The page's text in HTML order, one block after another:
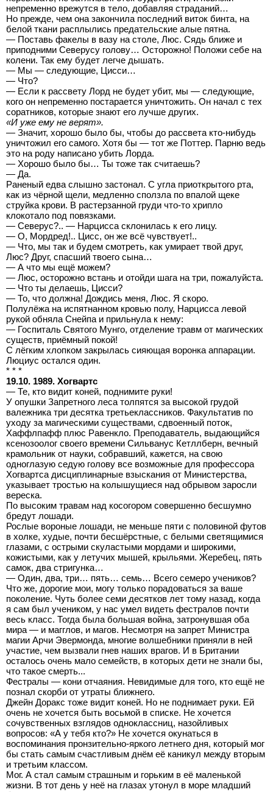
непременно врежутся в тело, добавляя страданий…
Но прежде, чем она закончила последний виток бинта, на
белой ткани расплылись предательские алые пятна.
— Поставь факелы в вазу на столе, Люс. Сядь ближе и
приподними Северусу голову… Осторожно! Положи себе на
колени. Так ему будет легче дышать.
— Мы — следующие, Цисси…
— Что?
— Если к рассвету Лорд не будет убит, мы — следующие,
кого он непременно постарается уничтожить. Он начал с тех
соратников, которые знают его лучше других.
«И уже ему не верят».
— Значит, хорошо было бы, чтобы до рассвета кто-нибудь
уничтожил его самого. Хотя бы — тот же Поттер. Парню ведь
это на роду написано убить Лорда.
— Хорошо было бы… Ты тоже так считаешь?
— Да.
Раненый едва слышно застонал. С угла приоткрытого рта,
как из чёрной щели, медленно сползла по впалой щеке
струйка крови. В растерзанной груди что-то хрипло
клокотало под повязками.
— Северус?.. — Нарцисса склонилась к его лицу.
— О, Мордред!.. Цисс, он же всё чувствует!..
— Что, мы так и будем смотреть, как умирает твой друг,
Люс? Друг, спасший твоего сына…
— А что мы ещё можем?
— Люс, осторожно встань и отойди шага на три, пожалуйста.
— Что ты делаешь, Цисси?
— То, что должна! Дождись меня, Люс. Я скоро.
Полулёжа на испятнанном кровью полу, Нарцисса левой
рукой обняла Снейпа и прильнула к нему:
— Госпиталь Святого Мунго, отделение травм от магических
существ, приёмный покой!
С лёгким хлопком закрылась сияющая воронка аппарации.
Люциус остался один.
* * *
19.10. 1989. Хогвартс
— Те, кто видит коней, поднимите руки!
У опушки Запретного леса толпятся за высокой грудой
валежника три десятка третьеклассников. Факультатив по
уходу за магическими существами, сдвоенный поток,
Хаффлпафф плюс Равенкло. Преподаватель, выдающийся
ксенозоолог своего времени Сильванус Кетллберн, вечный
крамольник от науки, собравший, кажется, на свою
одноглазую седую голову все возможные для профессора
Хогвартса дисциплинарные взыскания от Министерства,
указывает тростью на колышущиеся над обрывом заросли
вереска.
По высоким травам над косогором совершенно бесшумно
бредут лошади.
Рослые вороные лошади, не меньше пяти с половиной футов
в холке, худые, почти бесшёрстные, с белыми светящимися
глазами, с острыми скуластыми мордами и широкими,
кожистыми, как у летучих мышей, крыльями. Жеребец, пять
самок, два стригунка…
— Один, два, три… пять… семь… Всего семеро учеников?
Что же, дорогие мои, могу только порадоваться за ваше
поколение. Чуть более семи десятков лет тому назад, когда
я сам был учеником, у нас умел видеть фестралов почти
весь класс. Тогда была большая война, затронувшая оба
мира — и магглов, и магов. Несмотря на запрет Министра
магии Арчи Эвермонда, многие волшебники приняли в ней
участие, чем вызвали гнев наших врагов. И в Британии
осталось очень мало семейств, в которых дети не знали бы,
что такое смерть...
Фестралы — кони отчаяния. Невидимые для того, кто ещё не
познал скорби от утраты ближнего.
Джейн Доракс тоже видит коней. Но не поднимает руки. Ей
очень не хочется быть восьмой в списке. Не хочется
сочувственных взглядов одноклассниц, назойливых
вопросов: «А у тебя кто?» Не хочется окунаться в
воспоминания пронзительно-яркого летнего дня, который мог
бы стать самым счастливым днём её каникул между вторым
и третьим классом.
Мог. А стал самым страшным и горьким в её маленькой
жизни. В тот день у неё на глазах утонул в море младший